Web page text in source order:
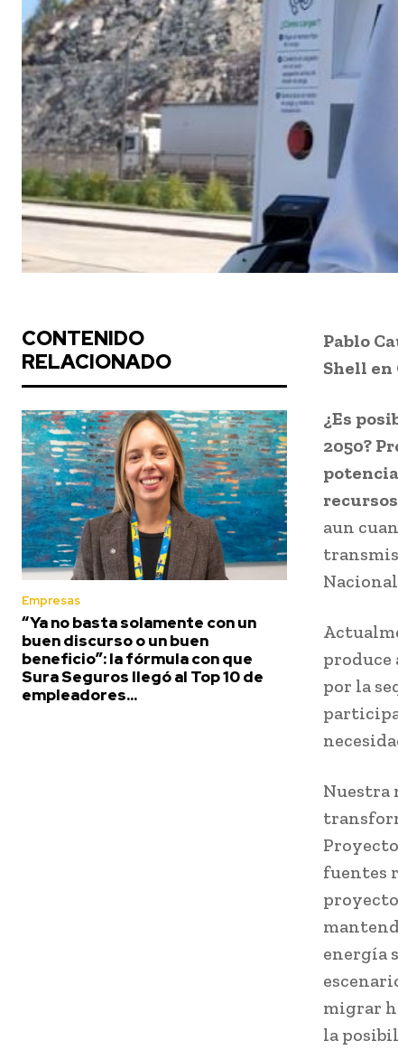
CONTENIDO
RELACIONADO
Empresas
“Ya no basta solamente con un
buen discurso o un buen
beneficio”: la fórmula con que
Sura Seguros llegó al Top 10 de
empleadores...
Pablo
Shell en
¿Es
2050?
aun
produce
por la
Nuestra
fuentes
energía
migrar
la